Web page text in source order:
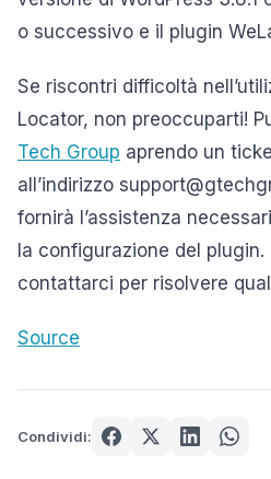
o successivo e il plugin
Se riscontri difficoltà
Locator, non preoccuparti!
Tech Group aprendo un
all’indirizzo
fornirà l’assistenza
la configurazione del
contattarci per risolvere
Source
Condividi: